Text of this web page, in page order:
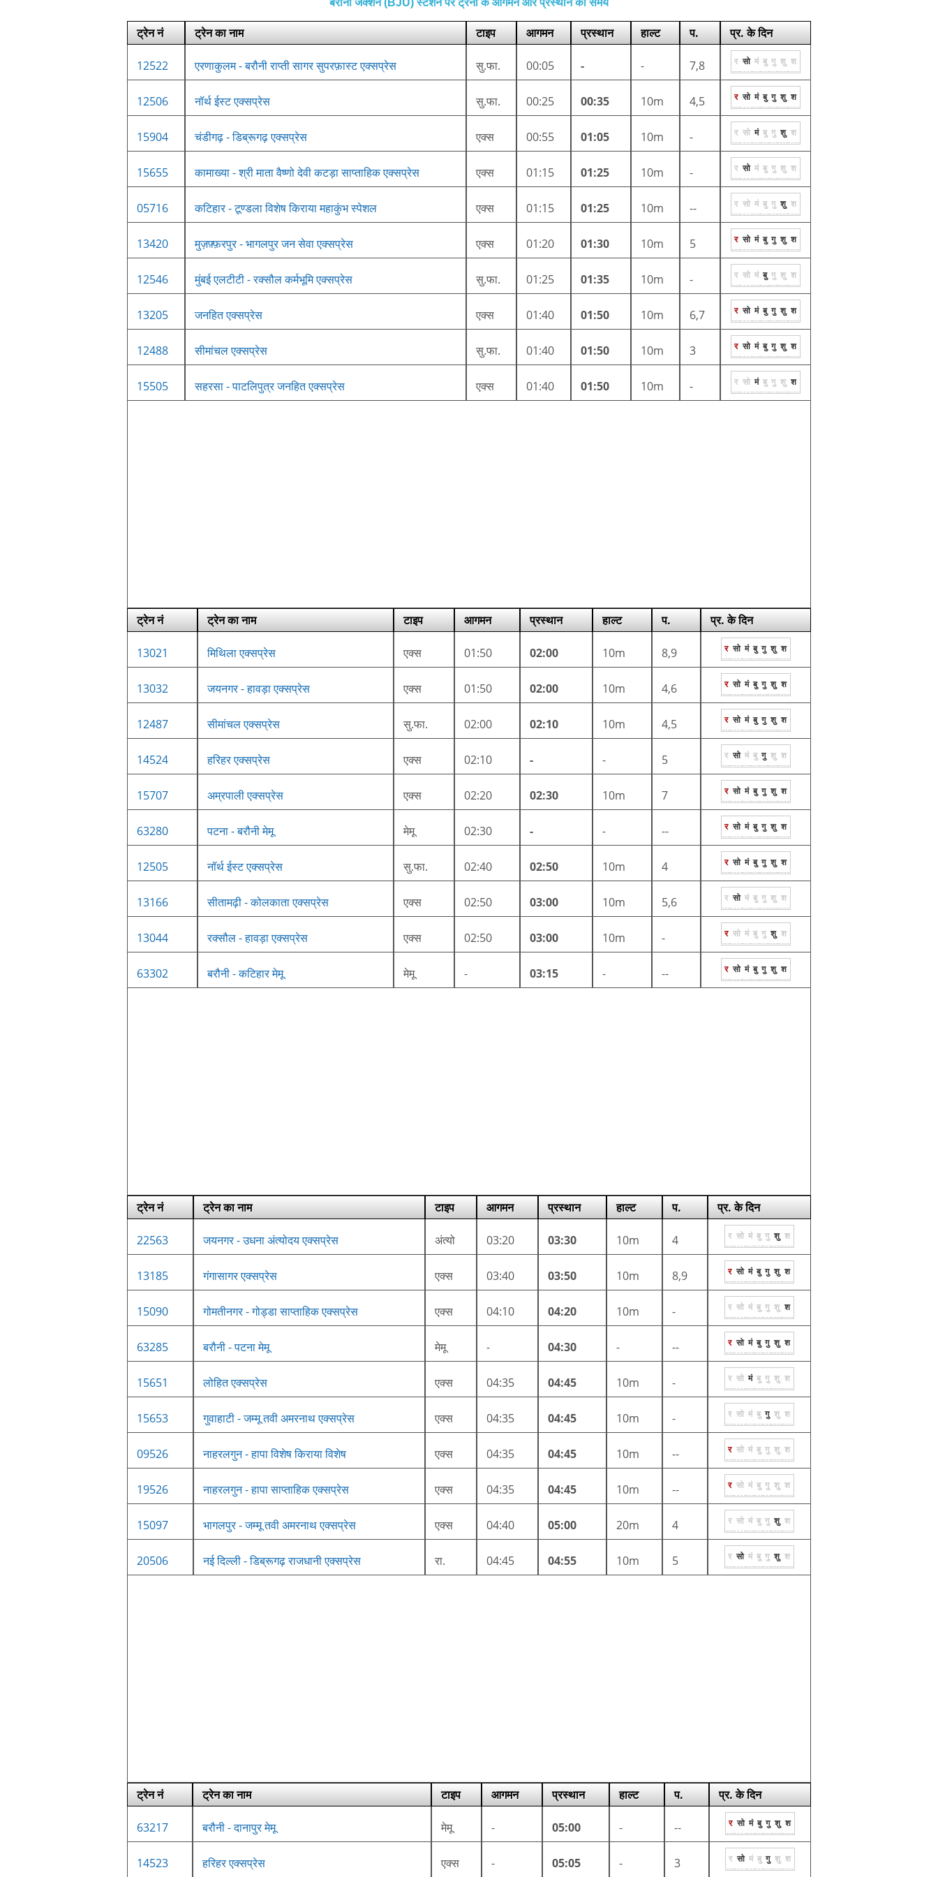
ट्रेन नं ट्रेन का नाम टाइप आगमन प्रस्थान हाल्ट प. प्र. के दिन
12522 एरणाकुलम - बरौनी राप्ती सागर सुपरफ़ास्ट एक्सप्रेस सु.फा. 00:05 - - 7,8 र सो मं बु गु शु श
12506 नॉर्थ ईस्ट एक्सप्रेस सु.फा. 00:25 00:35 10m 4,5 र सो मं बु गु शु श
15904 चंडीगढ़ - डिब्रूगढ़ एक्सप्रेस एक्स 00:55 01:05 10m - र सो मं बु गु शु श
15655 कामाख्या - श्री माता वैष्णो देवी कटड़ा साप्ताहिक एक्सप्रेस एक्स 01:15 01:25 10m - र सो मं बु गु शु श
05716 कटिहार - टूण्डला विशेष किराया महाकुंभ स्पेशल एक्स 01:15 01:25 10m -- र सो मं बु गु शु श
13420 मुज़फ़्फ़रपुर - भागलपुर जन सेवा एक्सप्रेस एक्स 01:20 01:30 10m 5 र सो मं बु गु शु श
12546 मुंबई एलटीटी - रक्सौल कर्मभूमि एक्सप्रेस सु.फा. 01:25 01:35 10m - र सो मं बु गु शु श
13205 जनहित एक्सप्रेस एक्स 01:40 01:50 10m 6,7 र सो मं बु गु शु श
12488 सीमांचल एक्सप्रेस सु.फा. 01:40 01:50 10m 3 र सो मं बु गु शु श
15505 सहरसा - पाटलिपुत्र जनहित एक्सप्रेस एक्स 01:40 01:50 10m - र सो मं बु गु शु श
ट्रेन नं ट्रेन का नाम टाइप आगमन प्रस्थान हाल्ट प. प्र. के दिन
13021 मिथिला एक्सप्रेस एक्स 01:50 02:00 10m 8,9 र सो मं बु गु शु श
13032 जयनगर - हावड़ा एक्सप्रेस एक्स 01:50 02:00 10m 4,6 र सो मं बु गु शु श
12487 सीमांचल एक्सप्रेस सु.फा. 02:00 02:10 10m 4,5 र सो मं बु गु शु श
14524 हरिहर एक्सप्रेस एक्स 02:10 - - 5 र सो मं बु गु शु श
15707 अम्रपाली एक्सप्रेस एक्स 02:20 02:30 10m 7 र सो मं बु गु शु श
63280 पटना - बरौनी मेमू मेमू 02:30 - - -- र सो मं बु गु शु श
12505 नॉर्थ ईस्ट एक्सप्रेस सु.फा. 02:40 02:50 10m 4 र सो मं बु गु शु श
13166 सीतामढ़ी - कोलकाता एक्सप्रेस एक्स 02:50 03:00 10m 5,6 र सो मं बु गु शु श
13044 रक्सौल - हावड़ा एक्सप्रेस एक्स 02:50 03:00 10m - र सो मं बु गु शु श
63302 बरौनी - कटिहार मेमू मेमू - 03:15 - -- र सो मं बु गु शु श
ट्रेन नं ट्रेन का नाम टाइप आगमन प्रस्थान हाल्ट प. प्र. के दिन
22563 जयनगर - उधना अंत्योदय एक्सप्रेस अंत्यो 03:20 03:30 10m 4 र सो मं बु गु शु श
13185 गंगासागर एक्सप्रेस एक्स 03:40 03:50 10m 8,9 र सो मं बु गु शु श
15090 गोमतीनगर - गोड्डा साप्ताहिक एक्सप्रेस एक्स 04:10 04:20 10m - र सो मं बु गु शु श
63285 बरौनी - पटना मेमू मेमू - 04:30 - -- र सो मं बु गु शु श
15651 लोहित एक्सप्रेस एक्स 04:35 04:45 10m - र सो मं बु गु शु श
15653 गुवाहाटी - जम्मू तवी अमरनाथ एक्सप्रेस एक्स 04:35 04:45 10m - र सो मं बु गु शु श
09526 नाहरलगुन - हापा विशेष किराया विशेष एक्स 04:35 04:45 10m -- र सो मं बु गु शु श
19526 नाहरलगुन - हापा साप्ताहिक एक्सप्रेस एक्स 04:35 04:45 10m -- र सो मं बु गु शु श
15097 भागलपुर - जम्मू तवी अमरनाथ एक्सप्रेस एक्स 04:40 05:00 20m 4 र सो मं बु गु शु श
20506 नई दिल्ली - डिब्रूगढ़ राजधानी एक्सप्रेस रा. 04:45 04:55 10m 5 र सो मं बु गु शु श
ट्रेन नं ट्रेन का नाम टाइप आगमन प्रस्थान हाल्ट प. प्र. के दिन
63217 बरौनी - दानापुर मेमू मेमू - 05:00 - -- र सो मं बु गु शु श
14523 हरिहर एक्सप्रेस एक्स - 05:05 - 3 र सो मं बु गु शु श